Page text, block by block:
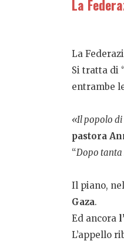
La
La
Si tratta di
entrambe
«Il popolo di
pastora
“Dopo tanta
Il piano,
Gaza.
Ed ancora
L’appello